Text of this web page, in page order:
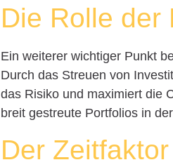
Die Rolle der
Ein weiterer wichtiger Punkt
Durch das Streuen von
das Risiko und maximiert die
breit gestreute Portfolios in
Der